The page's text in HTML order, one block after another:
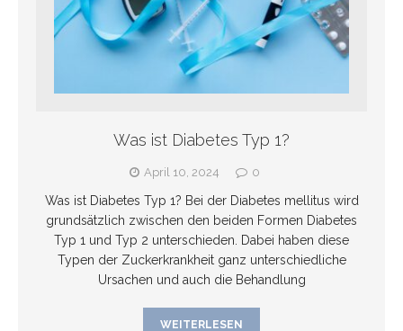
Was ist Diabetes Typ 1?
April 10, 2024 0
Was ist Diabetes Typ 1? Bei der Diabetes mellitus wird
grundsätzlich zwischen den beiden Formen Diabetes
Typ 1 und Typ 2 unterschieden. Dabei haben diese
Typen der Zuckerkrankheit ganz unterschiedliche
Ursachen und auch die Behandlung
WEITERLESEN